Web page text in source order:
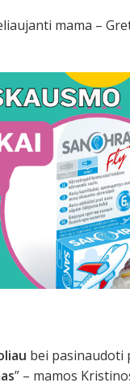
mama –
bei pasinaudoti
” – mamos